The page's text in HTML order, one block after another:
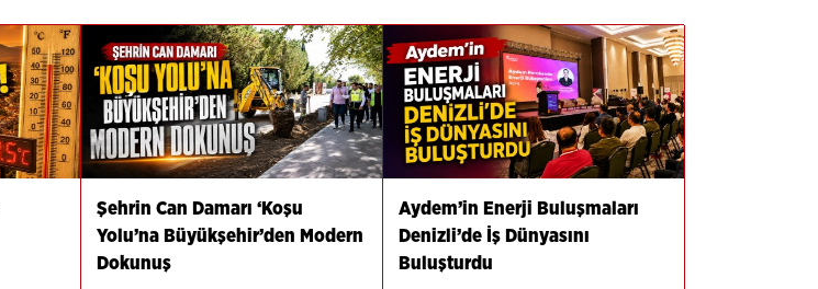
Şehrin Can Damarı ‘Koşu
Yolu’na Büyükşehir’den Modern
Dokunuş
Aydem’in Enerji Buluşmaları
Denizli’de İş Dünyasını
Buluşturdu